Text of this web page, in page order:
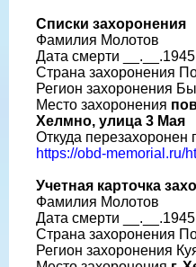
Списки захоронения
Фамилия Молотов
Дата смерти __.__.1945
Страна захоронения
Регион захоронения
Место захоронения
Хелмно, улица 3 Мая
Откуда перезахоронен
https://obd-memorial.ru/
Учетная карточка
Фамилия Молотов
Дата смерти __.__.1945
Страна захоронения
Регион захоронения